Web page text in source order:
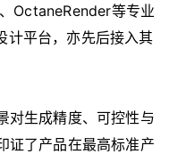
OctaneRender等专业
计平台，亦先后接入其
对生成精度、可控性与
证了产品在最高标准产